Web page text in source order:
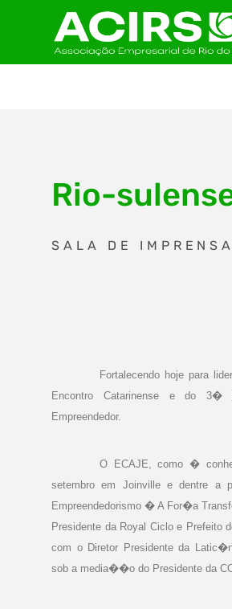
Rio-
SALA DE
Fortalecendo hoje para
Encontro Catarinense e do 3�
Empreendedor.
O ECAJE, como �
setembro em Joinville e dentre a
Empreendedorismo � A For�a
Presidente da Royal Ciclo e Prefeito
com o Diretor Presidente da
sob a media��o do Presidente da